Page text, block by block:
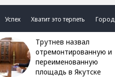
Успех Хватит это терпеть Город
Трутнев назвал
отремонтированную и
переименованную
площадь в Якутске